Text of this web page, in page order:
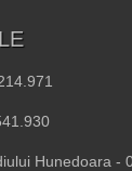
Hunedoara -